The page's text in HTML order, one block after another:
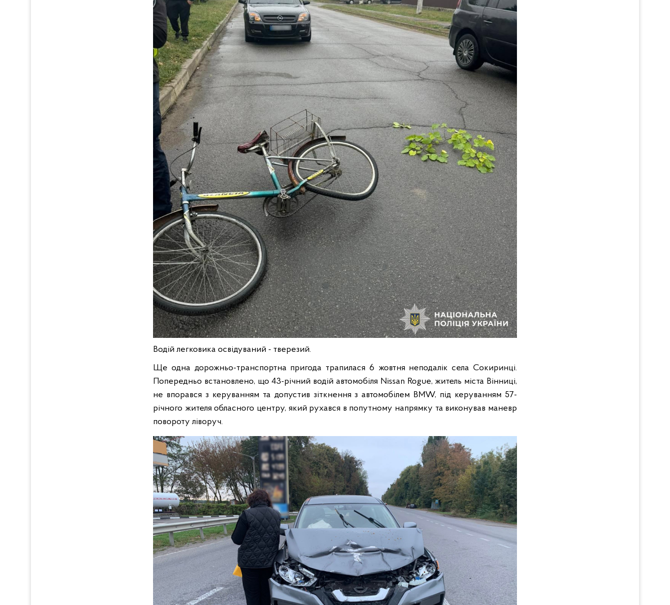
Водій легковика освідуваний - тверезий.
Ще одна дорожньо-транспортна пригода трапилася 6 жовтня неподалік села Сокиринці.
Попередньо встановлено, що 43-річний водій автомобіля Nissan Rogue, житель міста Вінниці,
не впорався з керуванням та допустив зіткнення з автомобілем BMW, під керуванням 57-
річного жителя обласного центру, який рухався в попутному напрямку та виконував маневр
повороту ліворуч.